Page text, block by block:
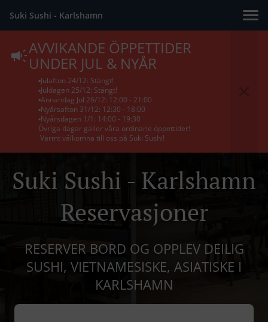
Suki Sushi - Karlshamn
AVVIKANDE ÖPPETTIDER
UNDER JUL & NYÅR
▪️Julafton 24/12: Stängt!
▪️Juldagen 25/12: Stängt!
▪️Annandag Jul 26/12: 12:00 - 21:00
▪️Nyårsafton 31/12: 12:30 - 18:00
▪️Nyårsdagen 1/1: 14:00 - 19:30
Övriga dagar gäller våra ordinarie öppettider!
Varmt välkomna till oss på Suki Sushi!
Suki Sushi - Karlshamn
Reservasjoner
RESERVER BORD OG OPPLEV DEILIG
SUSHI, VIETNAMESISKE, ASIATISKE I
KARLSHAMN